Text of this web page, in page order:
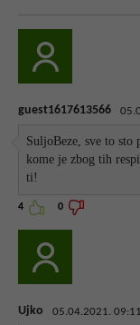
guest1617613566
SuljoBeze, sve to
kome je zbog tih
ti!
4 0
Ujko 05.04.2021. 09:11